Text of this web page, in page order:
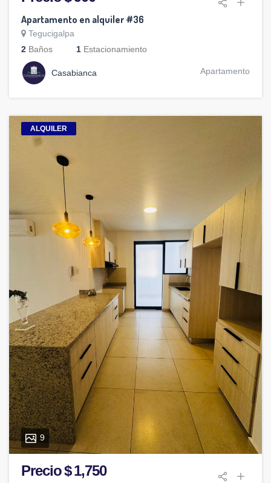
Apartamento en alquiler #36
Tegucigalpa
2 Baños 1 Estacionamiento
Casabianca Apartamento
ALQUILER
9
Precio $ 1,750